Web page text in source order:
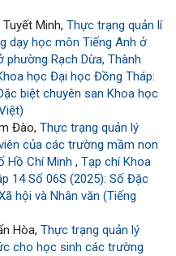
Minh, Thực trạng quản lí
dạy học môn Tiếng Anh ở
Rạch Dừa, Thành
học Đại học Đồng Tháp:
biệt chuyên san Khoa học
Đào, Thực trạng quản lý
của các trường mầm non
Hồ Chí Minh , Tạp chí Khoa
14 Số 06S (2025): Số Đặc
hội và Nhân văn (Tiếng
Hòa, Thực trạng quản lý
cho học sinh các trường